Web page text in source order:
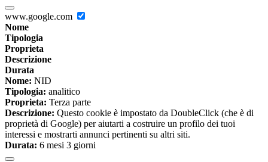
www.google.com
Nome
Tipologia
Proprieta
Descrizione
Durata
Nome: NID
Tipologia: analitico
Proprieta: Terza parte
Descrizione: Questo cookie è impostato da DoubleClick (che è di
proprietà di Google) per aiutarti a costruire un profilo dei tuoi
interessi e mostrarti annunci pertinenti su altri siti.
Durata: 6 mesi 3 giorni